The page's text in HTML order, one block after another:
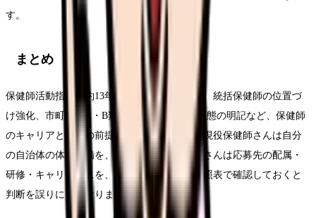
す。
まとめ
保健師活動指針が約13年ぶりに全部改正され、統括保健師の位置づ
け強化、市町村のA・B類型化、多様な採用形態の明記など、保健師
のキャリアと採用の前提が更新されました。現役保健師さんは自分
の自治体の体制整備を、転職を考える看護師さんは応募先の配属・
研修・キャリアパスを、通知の原文と新旧対照表で確認しておくと
判断を誤りにくくなります。